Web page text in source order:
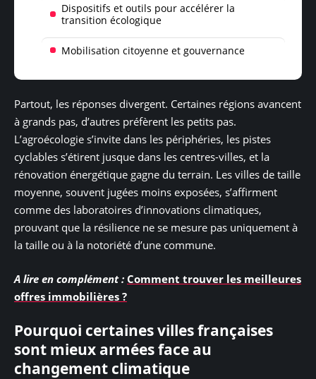
Dispositifs et outils pour accélérer la
transition écologique
Mobilisation citoyenne et gouvernance
Partout, les réponses divergent. Certaines régions avancent
à grands pas, d’autres préfèrent les petits pas.
L’agroécologie s’invite dans les périphéries, les pistes
cyclables s’étirent jusque dans les centres-villes, et la
rénovation énergétique gagne du terrain. Les villes de taille
moyenne, souvent jugées moins exposées, s’affirment
comme des laboratoires d’innovations climatiques,
prouvant que la résilience ne se mesure pas uniquement à
la taille ou à la notoriété d’une commune.
A lire en complément : Comment trouver les meilleures
offres immobilières ?
Pourquoi certaines villes françaises
sont mieux armées face au
changement climatique